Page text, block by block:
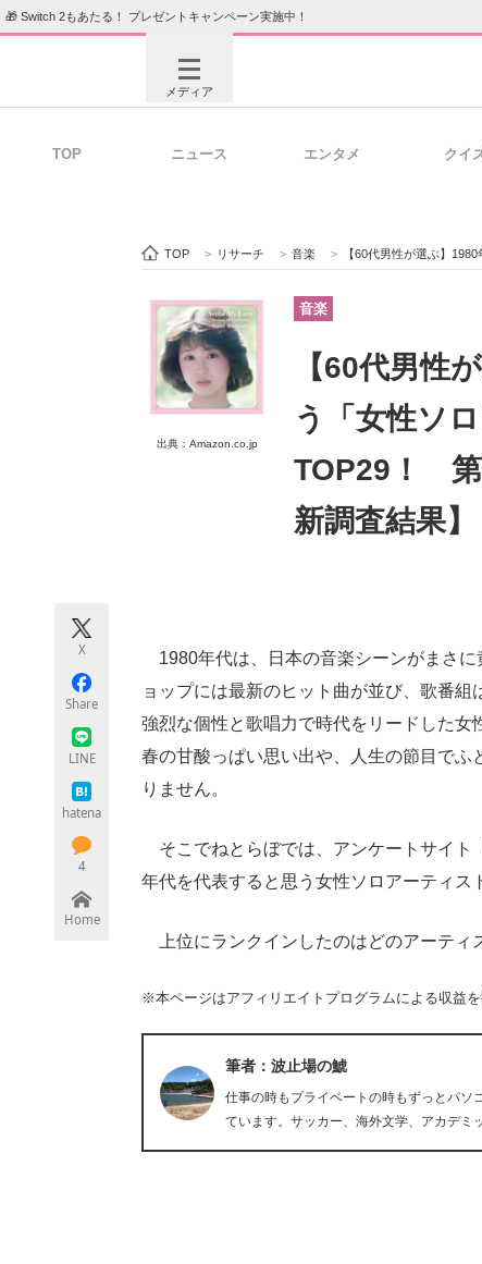
🎁 Switch 2もあたる！ プレゼントキャンペーン実施中！
メディア
ビジネスと働き方のヒント
ITエンジニア向け専門サイト
モノづくり技術者専門サイト エレクト
TOP ニュース エンタメ クイ
TOP > リサーチ > 音楽 > 【60代男性が選ぶ】1980年代を
出典：Amazon.co.jp
音楽
【60代男性
う「女性ソ
TOP29！ 第
新調査結果】
X
Share
LINE
hatena
4
Home
1980年代は、日本の音楽シーンがまさに
ョップには最新のヒット曲が並び、歌番組
強烈な個性と歌唱力で時代をリードした
春の甘酸っぱい思い出や、人生の節目で
りません。
そこでねとらぼでは、アンケートサイト
年代を代表すると思う女性ソロアーティス
上位にランクインしたのはどのアーティ
※本ページはアフィリエイトプログラムによる収益
筆者：波止場の鯱
仕事の時もプライベートの時もずっとパソ
ています。サッカー、海外文学、アカデミ